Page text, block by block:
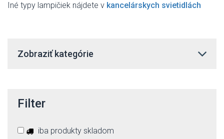
Iné typy lampičiek nájdete v kancelárskych svietidlách
Zobraziť kategórie
Filter
iba produkty skladom